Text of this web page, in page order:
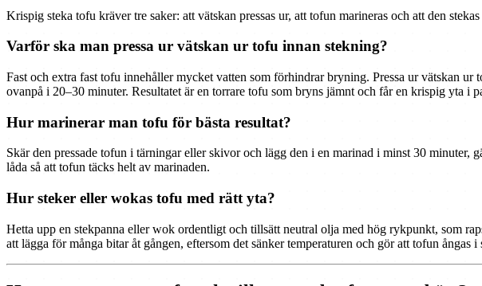
Krispig steka tofu kräver tre saker: att vätskan pressas ur, att tofun marineras och att den
Varför ska man pressa ur vätskan ur tofu innan stekning?
Fast och extra fast tofu innehåller mycket vatten som förhindrar bryning. Pressa ur vätskan
ovanpå i 20–30 minuter. Resultatet är en torrare tofu som bryns jämnt och får en krispig yta i
Hur marinerar man tofu för bästa resultat?
Skär den pressade tofun i tärningar eller skivor och lägg den i en marinad i minst 30
låda så att tofun täcks helt av marinaden.
Hur steker eller wokas tofu med rätt yta?
Hetta upp en stekpanna eller wok ordentligt och tillsätt neutral olja med hög rykpunkt, som
att lägga för många bitar åt gången, eftersom det sänker temperaturen och gör att tofun ångas i